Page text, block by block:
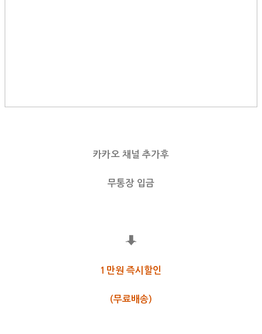
카카오 채널 추가후
무통장 입금
⬇
1만원 즉시할인
(무료배송)